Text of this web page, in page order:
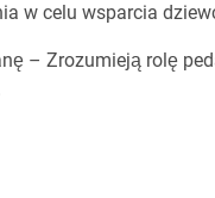
w celu wsparcia
– Zrozumieją rolę